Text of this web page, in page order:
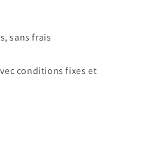
sans frais
conditions fixes et